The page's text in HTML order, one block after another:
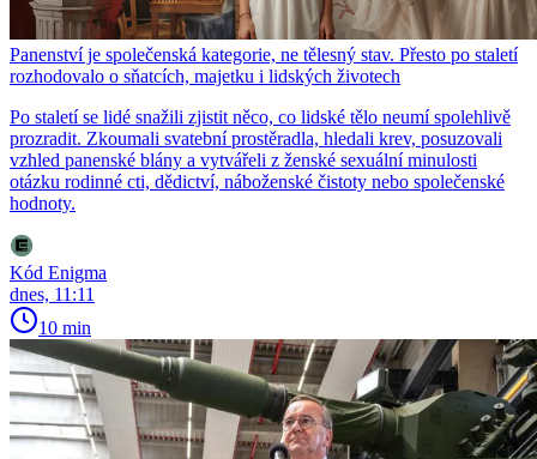
Panenství je společenská kategorie, ne tělesný stav. Přesto po staletí
rozhodovalo o sňatcích, majetku i lidských životech
Po staletí se lidé snažili zjistit něco, co lidské tělo neumí spolehlivě
prozradit. Zkoumali svatební prostěradla, hledali krev, posuzovali
vzhled panenské blány a vytvářeli z ženské sexuální minulosti
otázku rodinné cti, dědictví, náboženské čistoty nebo společenské
hodnoty.
Kód Enigma
dnes, 11:11
10 min